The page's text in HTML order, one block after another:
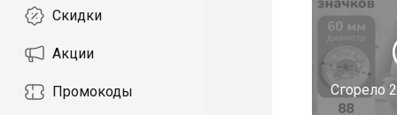
Скидки
Акции
Промокоды Сгорело